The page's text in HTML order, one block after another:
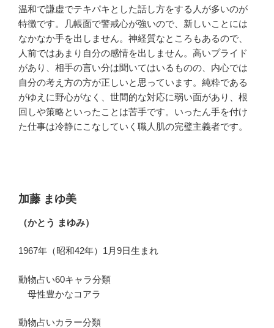
温和で謙虚でテキパキとした話し方をする人が多いのが
特徴です。几帳面で警戒心が強いので、新しいことには
なかなか手を出しません。神経質なところもあるので、
人前ではあまり自分の感情を出しません。高いプライド
があり、相手の言い分は聞いてはいるものの、内心では
自分の考え方の方が正しいと思っています。純粋である
がゆえに野心がなく、世間的な対応に弱い面があり、根
回しや策略といったことは苦手です。いったん手を付け
た仕事は冷静にこなしていく職人肌の完璧主義者です。
加藤 まゆ美
（かとう まゆみ）
1967年（昭和42年）1月9日生まれ
動物占い60キャラ分類
母性豊かなコアラ
動物占いカラー分類